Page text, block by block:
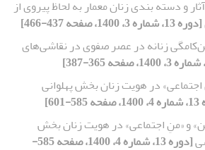
و دسته بندی زنان معمار به لحاظ پیروی از
[دوره 13، شماره 3، 1400، صفحه 437-466]
زنانه در عصر صفوی در نقاشی‌های
در هویت زنان بخش پهلوانی
و «منِ اجتماعی» در هویت زنان بخش
[دوره 13، شماره 4، 1400، صفحه 585-